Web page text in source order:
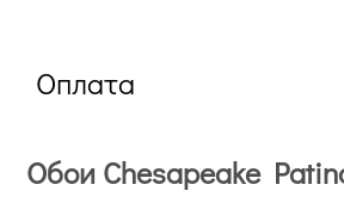
Оплата
Обои Chesapeake